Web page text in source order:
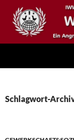
Inhalt
springen
Schlagwort-